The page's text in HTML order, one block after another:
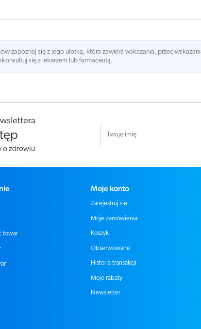
zapoznaj się z jego ulotką, która zawiera wskazania,
się z lekarzem lub farmaceutą.
o zdrowiu
towar
Moje konto
Zarejestruj się
Moje zamówienia
Koszyk
Obserwowane
Historia transakcji
Moje rabaty
Newsletter